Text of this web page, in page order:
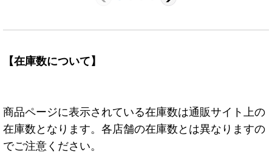
【在庫数について】
商品ページに表示されている在庫数は通販サイト上の
在庫数となります。各店舗の在庫数とは異なりますの
でご注意ください。